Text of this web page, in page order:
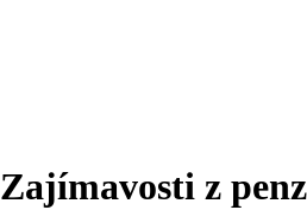
Zajímavosti z